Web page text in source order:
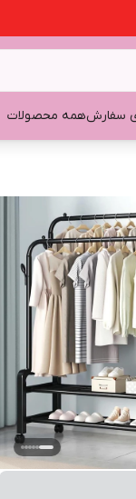
سفارشهمه محصولات